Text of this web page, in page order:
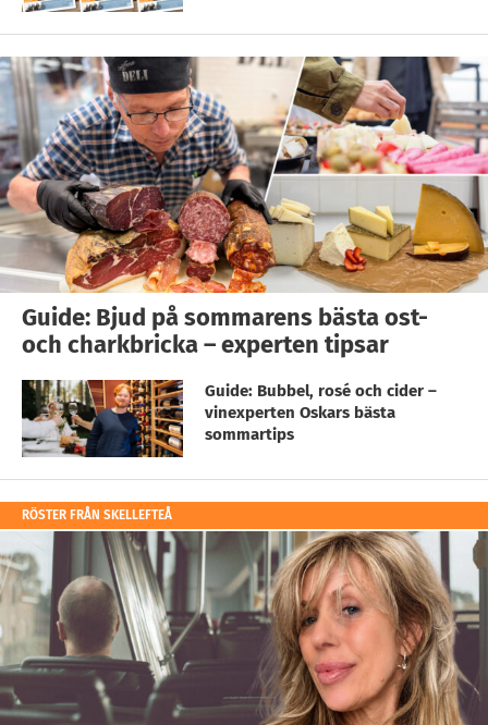
Guide: Bjud på sommarens bästa ost-
och charkbricka – experten tipsar
Guide: Bubbel, rosé och cider –
vinexperten Oskars bästa
sommartips
RÖSTER FRÅN SKELLEFTEÅ